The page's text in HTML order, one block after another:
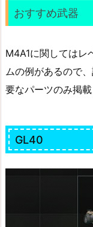
おすすめ武器
M4A1に関してはレ
ムの例があるので
要なパーツのみ掲
GL40